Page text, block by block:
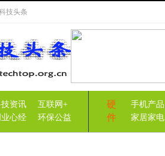
技头条
资讯
互联网+
心经
环保公益
硬
件
手机产品
家居家电